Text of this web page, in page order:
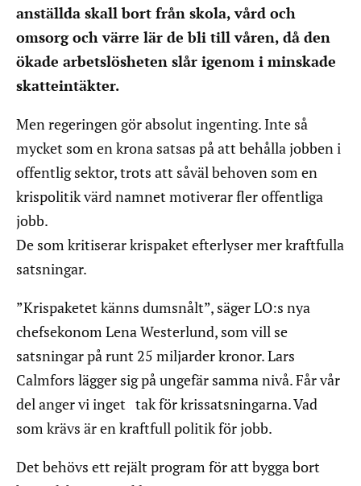
anställda skall bort från skola, vård och
omsorg och värre lär de bli till våren, då den
ökade arbetslösheten slår igenom i minskade
skatteintäkter.
Men regeringen gör absolut ingenting. Inte så
mycket som en krona satsas på att behålla jobben i
offentlig sektor, trots att såväl behoven som en
krispolitik värd namnet motiverar fler offentliga
jobb.
De som kritiserar krispaket efterlyser mer kraftfulla
satsningar.
”Krispaketet känns dumsnålt”, säger LO:s nya
chefsekonom Lena Westerlund, som vill se
satsningar på runt 25 miljarder kronor. Lars
Calmfors lägger sig på ungefär samma nivå. Får vår
del anger vi inget tak för krissatsningarna. Vad
som krävs är en kraftfull politik för jobb.
Det behövs ett rejält program för att bygga bort